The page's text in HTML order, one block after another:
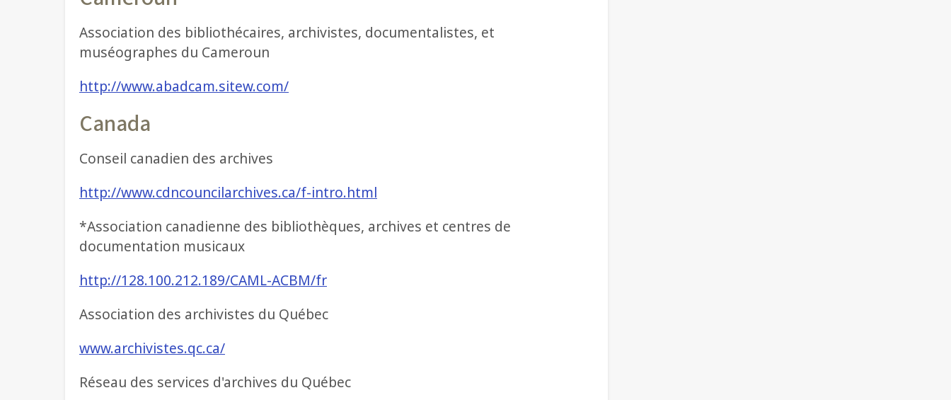
Association des bibliothécaires, archivistes, documentalistes, et
muséographes du Cameroun
http://www.abadcam.sitew.com/
Canada
Conseil canadien des archives
http://www.cdncouncilarchives.ca/f-intro.html
*Association canadienne des bibliothèques, archives et centres de
documentation musicaux
http://128.100.212.189/CAML-ACBM/fr
Association des archivistes du Québec
www.archivistes.qc.ca/
Réseau des services d'archives du Québec